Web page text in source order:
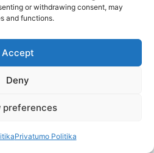
or withdrawing consent, may
and functions.
Accept
Deny
preferences
Privatumo Politika
min po pusryčių + ramus
pakoju.
1–2 porcijas fermentuoto
(avižos, topinambai,
savijautą.
ir visada kartu su
streso mažinimui